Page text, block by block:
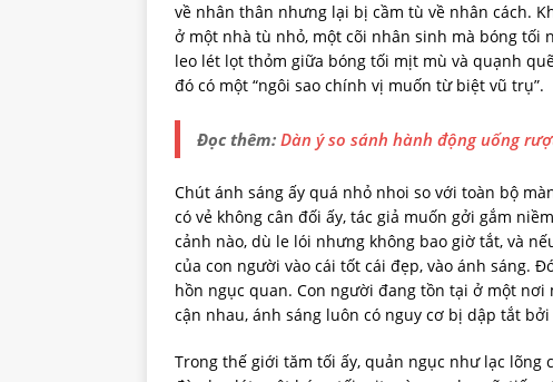
về nhân thân nhưng lại bị cầm tù về nhân cách.
ở một nhà tù nhỏ, một cõi nhân sinh mà bóng tối
leo lét lọt thỏm giữa bóng tối mịt mù và quạnh
đó có một “ngôi sao chính vị muốn từ biệt vũ trụ”.
Đọc thêm: Dàn ý so sánh hành động uống
Chút ánh sáng ấy quá nhỏ nhoi so với toàn bộ
có vẻ không cân đối ấy, tác giả muốn gởi gắm
cảnh nào, dù le lói nhưng không bao giờ tắt, và
của con người vào cái tốt cái đẹp, vào ánh sáng.
hồn ngục quan. Con người đang tồn tại ở một
cận nhau, ánh sáng luôn có nguy cơ bị dập tắt
Trong thế giới tăm tối ấy, quản ngục như lạc